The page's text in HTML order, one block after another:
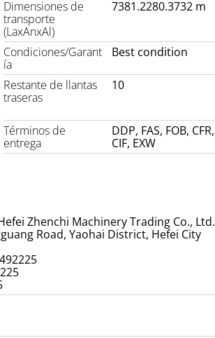
Dimensiones de
transporte
(LaxAnxAl)
7381.2280.3732 m
Condiciones/Garant
ía
Best condition
Restante de llantas
traseras
10
Términos de
entrega
DDP, FAS, FOB, CFR,
CIF, EXW
Zhenchi Machinery Trading Co., Ltd.
Road, Yaohai District, Hefei City